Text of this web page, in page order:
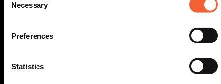
Selection
Necessary
Preferences
Statistics